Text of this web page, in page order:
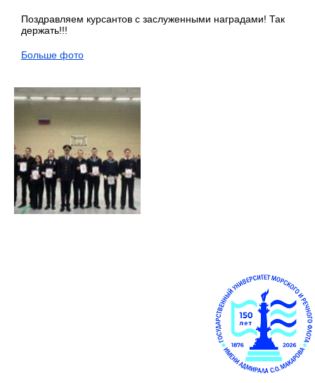
Поздравляем курсантов с заслуженными наградами! Так
держать!!!
Больше фото